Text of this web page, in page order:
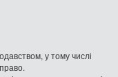
у тому числі